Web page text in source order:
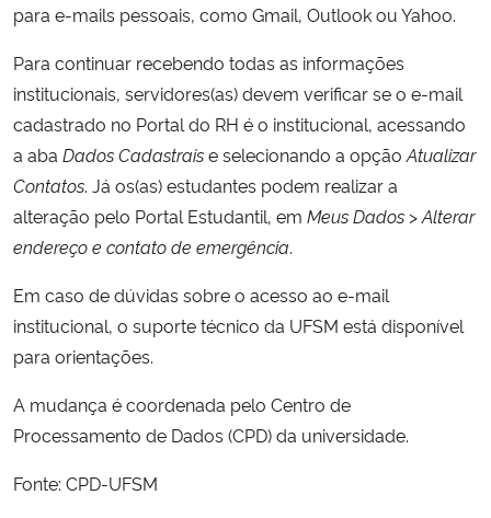
Gabinete de Segurança Institucional
Advocacia-Geral da União
Banco Central do Brasil
Planalto
para e-mails pessoais, como Gmail, Outlook ou Yahoo.
Para continuar recebendo todas as informações
institucionais, servidores(as) devem verificar se o e-mail
cadastrado no Portal do RH é o institucional, acessando
a aba Dados Cadastraise selecionando a opção Atualizar
Contatos. Já os(as) estudantes podem realizar a
alteração pelo Portal Estudantil, em Meus Dados >Alterar
endereço e contato de emergência.
Em caso de dúvidas sobre o acesso ao e-mail
institucional, o suporte técnico da UFSM está disponível
para orientações.
A mudança é coordenada pelo Centro de
Processamento de Dados (CPD) da universidade.
Fonte: CPD-UFSM